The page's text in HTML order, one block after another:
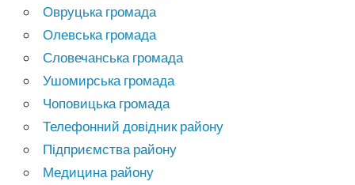
Овруцька громада
Олевська громада
Словечанська громада
Ушомирська громада
Чоповицька громада
Телефонний довідник району
Підприємства району
Медицина району